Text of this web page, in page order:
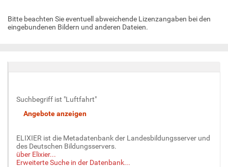
Bitte beachten Sie eventuell abweichende Lizenzangaben bei den
eingebundenen Bildern und anderen Dateien.
Suchbegriff ist "Luftfahrt"
ELIXIER ist die Metadatenbank der Landesbildungsserver und
des Deutschen Bildungsservers.
über Elixier...
Erweiterte Suche in der Datenbank...